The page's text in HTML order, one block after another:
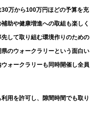
万から100万円ほどの予算を充
助や健康増進への取組も楽しく
して取り組む環境作りのための
のウォークラリーという面白い
ォークラリーも同時開催し全員
用を許可し、隙間時間でも取り